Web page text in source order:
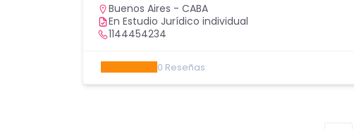
Buenos Aires - CABA
En Estudio Jurídico individual
1144454234
0 Reseñas